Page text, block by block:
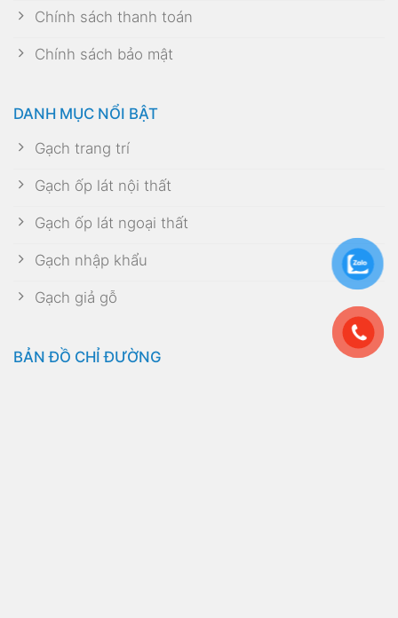
Chính sách thanh toán
Chính sách bảo mật
DANH MỤC NỔI BẬT
Gạch trang trí
Gạch ốp lát nội thất
Gạch ốp lát ngoại thất
Gạch nhập khẩu
Gạch giả gỗ
BẢN ĐỒ CHỈ ĐƯỜNG